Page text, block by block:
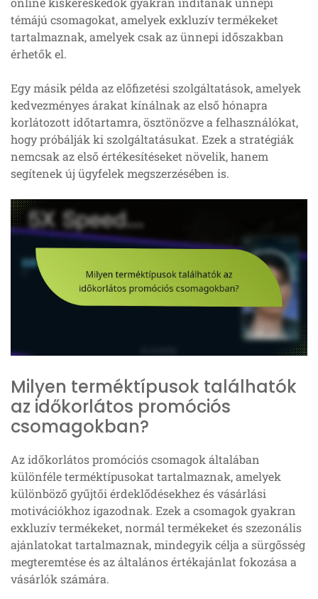
témájú csomagokat, amelyek exkluzív termékeket
tartalmaznak, amelyek csak az ünnepi időszakban
érhetők el.
Egy másik példa az előfizetési szolgáltatások, amelyek
kedvezményes árakat kínálnak az első hónapra
korlátozott időtartamra, ösztönözve a felhasználókat,
hogy próbálják ki szolgáltatásukat. Ezek a stratégiák
nemcsak az első értékesítéseket növelik, hanem
segítenek új ügyfelek megszerzésében is.
Milyen terméktípusok találhatók
az időkorlátos promóciós
csomagokban?
Az időkorlátos promóciós csomagok általában
különféle terméktípusokat tartalmaznak, amelyek
különböző gyűjtői érdeklődésekhez és vásárlási
motivációkhoz igazodnak. Ezek a csomagok gyakran
exkluzív termékeket, normál termékeket és szezonális
ajánlatokat tartalmaznak, mindegyik célja a sürgősség
megteremtése és az általános értékajánlat fokozása a
vásárlók számára.